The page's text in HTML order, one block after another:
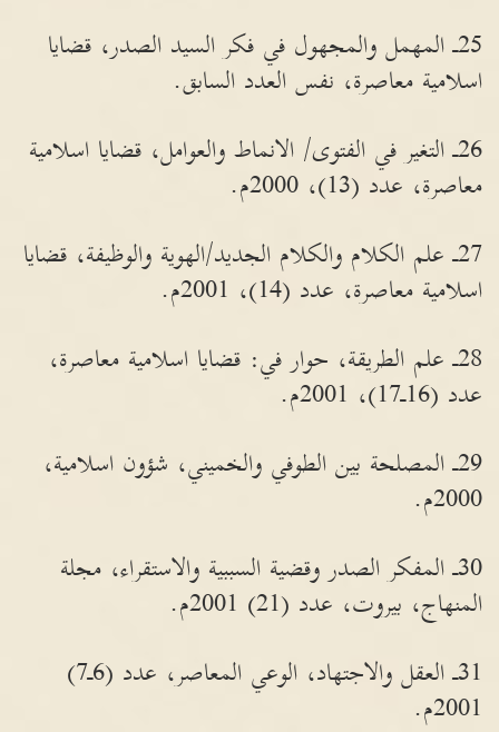
25ـ المهمل والمجهول في فكر السيد الصدر، قضايا
اسلامية معاصرة، نفس العدد السابق.
26ـ التغير في الفتوى/ الانماط والعوامل، قضايا اسلامية
معاصرة، عدد (13)، 2000م.
27ـ علم الكلام والكلام الجديد/الهوية والوظيفة، قضايا
اسلامية معاصرة، عدد (14)، 2001م.
28ـ علم الطريقة، حوار في: قضايا اسلامية معاصرة،
عدد (16ـ17)، 2001م.
29ـ المصلحة بين الطوفي والخميني، شؤون اسلامية،
2000م.
30ـ المفكر الصدر وقضية السببية والاستقراء، مجلة
المنهاج، بيروت، عدد (21) 2001م.
31ـ العقل والاجتهاد، الوعي المعاصر، عدد (6ـ7)
2001م.